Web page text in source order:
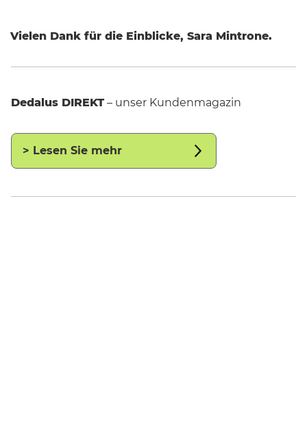
Vielen Dank für die Einblicke, Sara Mintrone.
Dedalus DIREKT – unser Kundenmagazin
> Lesen Sie mehr